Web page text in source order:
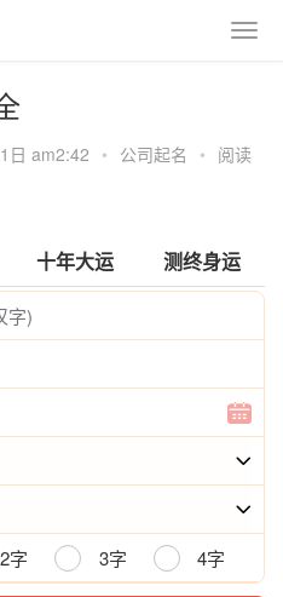
日 am2:42 • 公司起名 • 阅读
十年大运 测终身运
2字 3字 4字